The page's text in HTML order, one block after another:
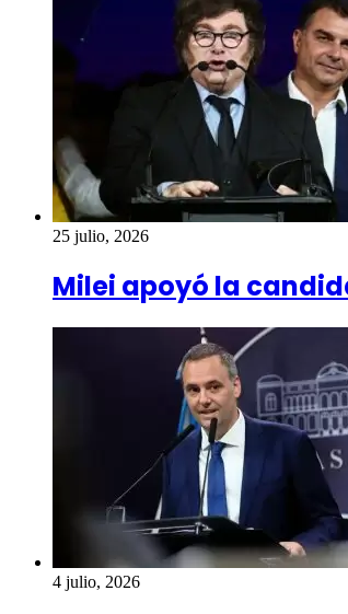
25 julio, 2026
Milei apoyó la
4 julio, 2026